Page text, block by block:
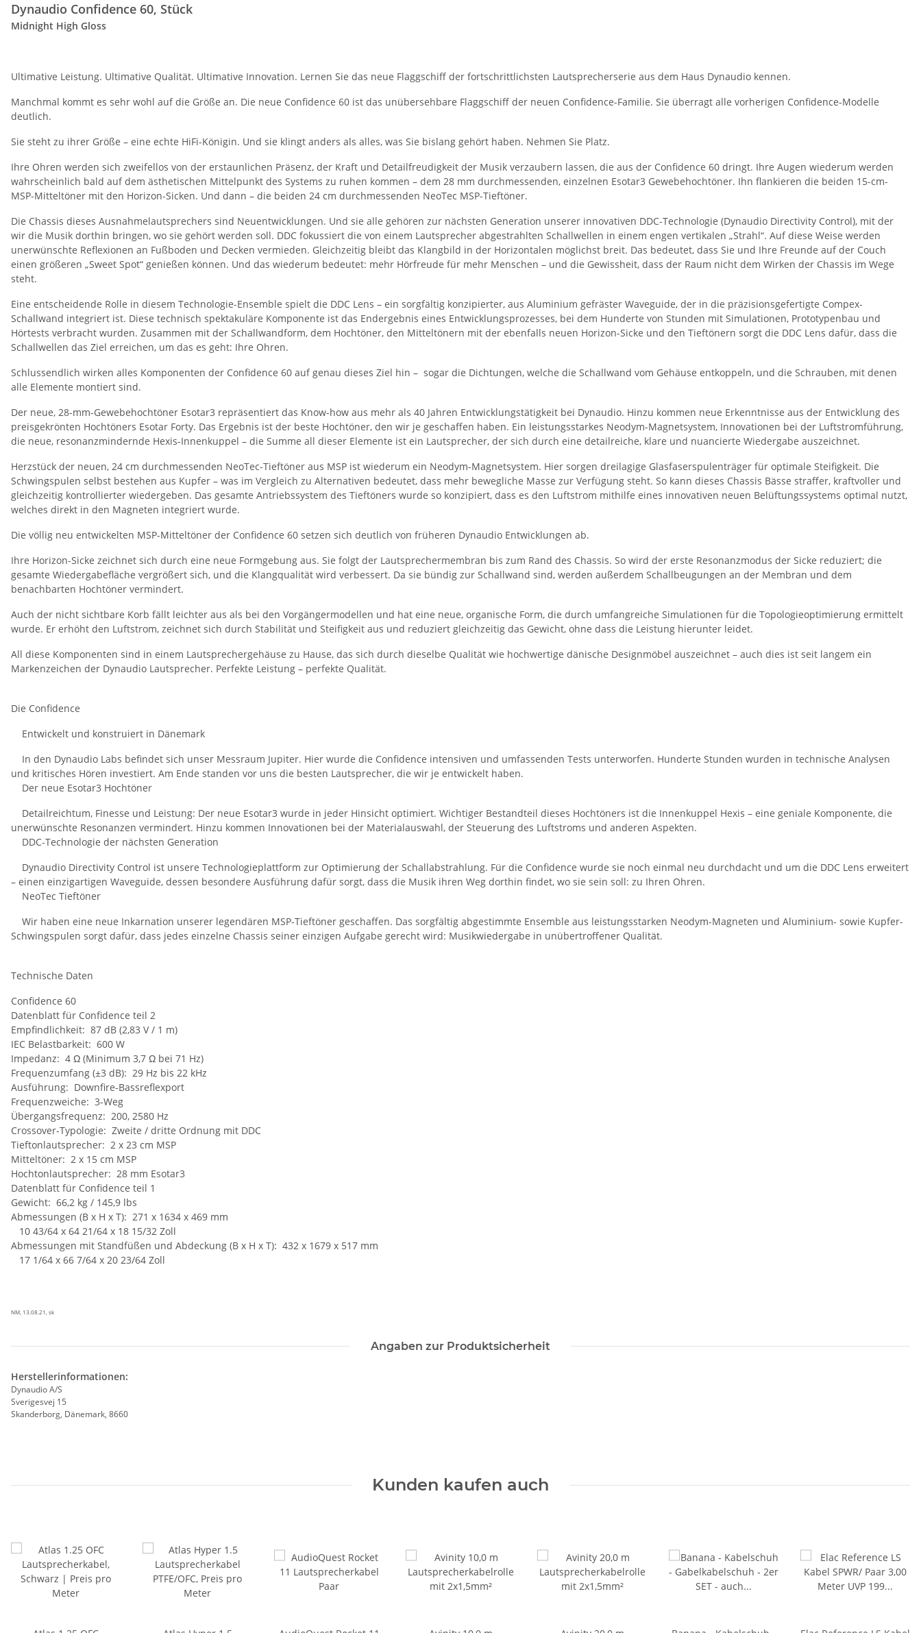
Dynaudio Confidence 60, Stück
Midnight High Gloss
Ultimative Leistung. Ultimative Qualität. Ultimative Innovation. Lernen Sie das neue Flaggschiff der fortschrittlichsten Lautsprecherserie aus dem Haus Dynaudio kennen.
Manchmal kommt es sehr wohl auf die Größe an. Die neue Confidence 60 ist das unübersehbare Flaggschiff der neuen Confidence-Familie. Sie überragt alle vorherigen Confidence-Modelle
deutlich.
Sie steht zu ihrer Größe – eine echte HiFi-Königin. Und sie klingt anders als alles, was Sie bislang gehört haben. Nehmen Sie Platz.
Ihre Ohren werden sich zweifellos von der erstaunlichen Präsenz, der Kraft und Detailfreudigkeit der Musik verzaubern lassen, die aus der Confidence 60 dringt. Ihre Augen wiederum werden
wahrscheinlich bald auf dem ästhetischen Mittelpunkt des Systems zu ruhen kommen – dem 28 mm durchmessenden, einzelnen Esotar3 Gewebehochtöner. Ihn flankieren die beiden 15-cm-
MSP-Mitteltöner mit den Horizon-Sicken. Und dann – die beiden 24 cm durchmessenden NeoTec MSP-Tieftöner.
Die Chassis dieses Ausnahmelautsprechers sind Neuentwicklungen. Und sie alle gehören zur nächsten Generation unserer innovativen DDC-Technologie (Dynaudio Directivity Control), mit der
wir die Musik dorthin bringen, wo sie gehört werden soll. DDC fokussiert die von einem Lautsprecher abgestrahlten Schallwellen in einem engen vertikalen „Strahl“. Auf diese Weise werden
unerwünschte Reflexionen an Fußboden und Decken vermieden. Gleichzeitig bleibt das Klangbild in der Horizontalen möglichst breit. Das bedeutet, dass Sie und Ihre Freunde auf der Couch
einen größeren „Sweet Spot“ genießen können. Und das wiederum bedeutet: mehr Hörfreude für mehr Menschen – und die Gewissheit, dass der Raum nicht dem Wirken der Chassis im Wege
steht.
Eine entscheidende Rolle in diesem Technologie-Ensemble spielt die DDC Lens – ein sorgfältig konzipierter, aus Aluminium gefräster Waveguide, der in die präzisionsgefertigte Compex-
Schallwand integriert ist. Diese technisch spektakuläre Komponente ist das Endergebnis eines Entwicklungsprozesses, bei dem Hunderte von Stunden mit Simulationen, Prototypenbau und
Hörtests verbracht wurden. Zusammen mit der Schallwandform, dem Hochtöner, den Mitteltönern mit der ebenfalls neuen Horizon-Sicke und den Tieftönern sorgt die DDC Lens dafür, dass die
Schallwellen das Ziel erreichen, um das es geht: Ihre Ohren.
Schlussendlich wirken alles Komponenten der Confidence 60 auf genau dieses Ziel hin – sogar die Dichtungen, welche die Schallwand vom Gehäuse entkoppeln, und die Schrauben, mit denen
alle Elemente montiert sind.
Der neue, 28-mm-Gewebehochtöner Esotar3 repräsentiert das Know-how aus mehr als 40 Jahren Entwicklungstätigkeit bei Dynaudio. Hinzu kommen neue Erkenntnisse aus der Entwicklung des
preisgekrönten Hochtöners Esotar Forty. Das Ergebnis ist der beste Hochtöner, den wir je geschaffen haben. Ein leistungsstarkes Neodym-Magnetsystem, Innovationen bei der Luftstromführung,
die neue, resonanzmindernde Hexis-Innenkuppel – die Summe all dieser Elemente ist ein Lautsprecher, der sich durch eine detailreiche, klare und nuancierte Wiedergabe auszeichnet.
Herzstück der neuen, 24 cm durchmessenden NeoTec-Tieftöner aus MSP ist wiederum ein Neodym-Magnetsystem. Hier sorgen dreilagige Glasfaserspulenträger für optimale Steifigkeit. Die
Schwingspulen selbst bestehen aus Kupfer – was im Vergleich zu Alternativen bedeutet, dass mehr bewegliche Masse zur Verfügung steht. So kann dieses Chassis Bässe straffer, kraftvoller und
gleichzeitig kontrollierter wiedergeben. Das gesamte Antriebssystem des Tieftöners wurde so konzipiert, dass es den Luftstrom mithilfe eines innovativen neuen Belüftungssystems optimal nutzt,
welches direkt in den Magneten integriert wurde.
Die völlig neu entwickelten MSP-Mitteltöner der Confidence 60 setzen sich deutlich von früheren Dynaudio Entwicklungen ab.
Ihre Horizon-Sicke zeichnet sich durch eine neue Formgebung aus. Sie folgt der Lautsprechermembran bis zum Rand des Chassis. So wird der erste Resonanzmodus der Sicke reduziert; die
gesamte Wiedergabefläche vergrößert sich, und die Klangqualität wird verbessert. Da sie bündig zur Schallwand sind, werden außerdem Schallbeugungen an der Membran und dem
benachbarten Hochtöner vermindert.
Auch der nicht sichtbare Korb fällt leichter aus als bei den Vorgängermodellen und hat eine neue, organische Form, die durch umfangreiche Simulationen für die Topologieoptimierung ermittelt
wurde. Er erhöht den Luftstrom, zeichnet sich durch Stabilität und Steifigkeit aus und reduziert gleichzeitig das Gewicht, ohne dass die Leistung hierunter leidet.
All diese Komponenten sind in einem Lautsprechergehäuse zu Hause, das sich durch dieselbe Qualität wie hochwertige dänische Designmöbel auszeichnet – auch dies ist seit langem ein
Markenzeichen der Dynaudio Lautsprecher. Perfekte Leistung – perfekte Qualität.
Die Confidence
Entwickelt und konstruiert in Dänemark
In den Dynaudio Labs befindet sich unser Messraum Jupiter. Hier wurde die Confidence intensiven und umfassenden Tests unterworfen. Hunderte Stunden wurden in technische Analysen
und kritisches Hören investiert. Am Ende standen vor uns die besten Lautsprecher, die wir je entwickelt haben.
Der neue Esotar3 Hochtöner
Detailreichtum, Finesse und Leistung: Der neue Esotar3 wurde in jeder Hinsicht optimiert. Wichtiger Bestandteil dieses Hochtöners ist die Innenkuppel Hexis – eine geniale Komponente, die
unerwünschte Resonanzen vermindert. Hinzu kommen Innovationen bei der Materialauswahl, der Steuerung des Luftstroms und anderen Aspekten.
DDC-Technologie der nächsten Generation
Dynaudio Directivity Control ist unsere Technologieplattform zur Optimierung der Schallabstrahlung. Für die Confidence wurde sie noch einmal neu durchdacht und um die DDC Lens erweitert
– einen einzigartigen Waveguide, dessen besondere Ausführung dafür sorgt, dass die Musik ihren Weg dorthin findet, wo sie sein soll: zu Ihren Ohren.
NeoTec Tieftöner
Wir haben eine neue Inkarnation unserer legendären MSP-Tieftöner geschaffen. Das sorgfältig abgestimmte Ensemble aus leistungsstarken Neodym-Magneten und Aluminium- sowie Kupfer-
Schwingspulen sorgt dafür, dass jedes einzelne Chassis seiner einzigen Aufgabe gerecht wird: Musikwiedergabe in unübertroffener Qualität.
Technische Daten
Confidence 60
Datenblatt für Confidence teil 2
Empfindlichkeit: 87 dB (2,83 V / 1 m)
IEC Belastbarkeit: 600 W
Impedanz: 4 Ω (Minimum 3,7 Ω bei 71 Hz)
Frequenzumfang (±3 dB): 29 Hz bis 22 kHz
Ausführung: Downfire-Bassreflexport
Frequenzweiche: 3-Weg
Übergangsfrequenz: 200, 2580 Hz
Crossover-Typologie: Zweite / dritte Ordnung mit DDC
Tieftonlautsprecher: 2 x 23 cm MSP
Mitteltöner: 2 x 15 cm MSP
Hochtonlautsprecher: 28 mm Esotar3
Datenblatt für Confidence teil 1
Gewicht: 66,2 kg / 145,9 lbs
Abmessungen (B x H x T): 271 x 1634 x 469 mm
10 43/64 x 64 21/64 x 18 15/32 Zoll
Abmessungen mit Standfüßen und Abdeckung (B x H x T): 432 x 1679 x 517 mm
17 1/64 x 66 7/64 x 20 23/64 Zoll
NM, 13.08.21, sk
Angaben zur Produktsicherheit
Herstellerinformationen:
Dynaudio A/S
Sverigesvej 15
Skanderborg, Dänemark, 8660
Kunden kaufen auch